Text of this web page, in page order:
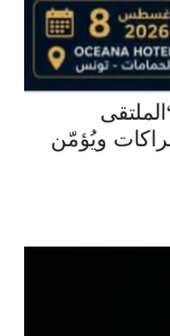
ويُؤمّن